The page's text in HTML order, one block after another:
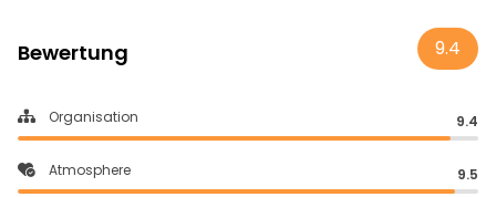
Bewertung 9.4
Organisation 9.4
Atmosphere 9.5